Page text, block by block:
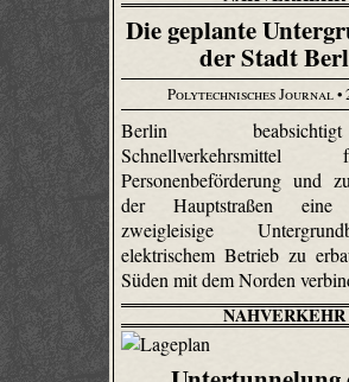
Die geplante
der Stadt
Polytechnisches Journal•
Berlin
Personenbeförderung und
der Hauptstraßen eine
zweigleisige
elektrischem Betrieb zu
Süden mit dem Norden
NAHVERKEHR